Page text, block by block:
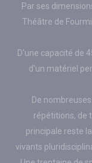
Par ses
Théâtre de
D'une capacité de
d'un matériel
De
répétitions, de
principale reste
vivants